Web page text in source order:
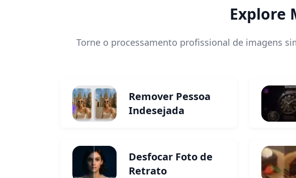
Explore
Torne o processamento profissional de imagens
Remover Pessoa
Indesejada
Desfocar Foto de
Retrato